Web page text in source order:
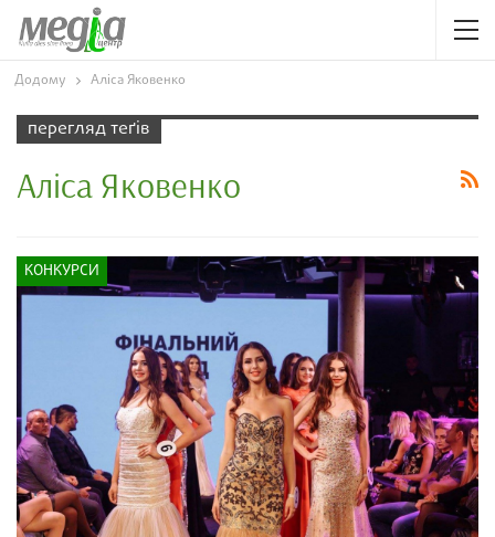
Додому Аліса Яковенко
перегляд теґів
Аліса Яковенко
КОНКУРСИ